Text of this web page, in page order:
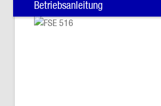
Betriebsanleitung